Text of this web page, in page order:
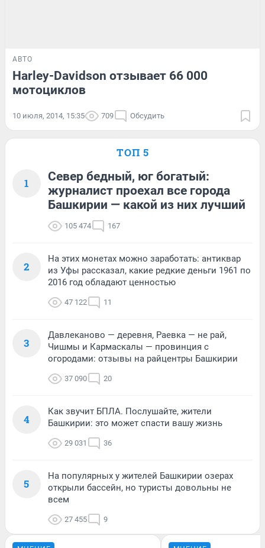
АВТО
Harley-Davidson отзывает 66 000
мотоциклов
10 июля, 2014, 15:35 709 Обсудить
ТОП 5
1
Север бедный, юг богатый:
журналист проехал все города
Башкирии — какой из них лучший
105 474 167
2
На этих монетах можно заработать: антиквар
из Уфы рассказал, какие редкие деньги 1961 по
2016 год обладают ценностью
47 122 11
3
Давлеканово — деревня, Раевка — не рай,
Чишмы и Кармаскалы — провинция с
огородами: отзывы на райцентры Башкирии
37 090 20
4
Как звучит БПЛА. Послушайте, жители
Башкирии: это может спасти вашу жизнь
29 031 36
5
На популярных у жителей Башкирии озерах
открыли бассейн, но туристы довольны не
всем
27 455 9